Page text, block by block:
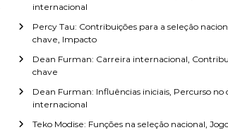
internacional
Percy Tau: Contribuições para a seleção
chave, Impacto
Dean Furman: Carreira internacional,
chave
Dean Furman: Influências iniciais, Percurso
internacional
Teko Modise: Funções na seleção nacional,